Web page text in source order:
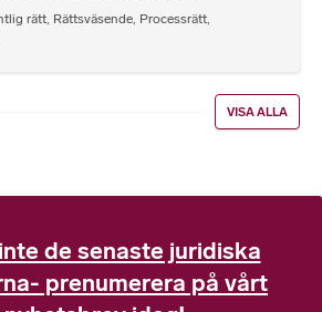
rätt Rättsväsende Processrätt
VISA ALLA
de senaste juridiska
prenumerera på vårt